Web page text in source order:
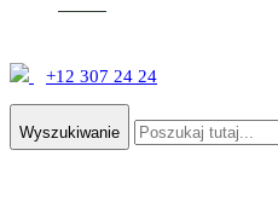
+12 307 24 24
Wyszukiwanie